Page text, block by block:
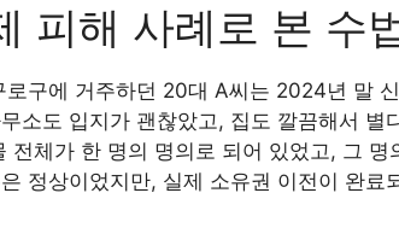
피해 사례로 본 수
로구에 거주하던 20대 A씨는 2024년 말
소도 입지가 괜찮았고, 집도 깔끔해서
전체가 한 명의 명의로 되어 있었고, 그 명
정상이었지만, 실제 소유권 이전이 완료